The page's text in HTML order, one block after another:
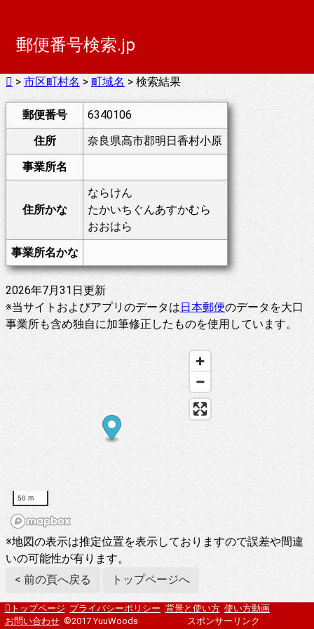
郵便番号検索.jp
> 市区町村名 > 町域名 > 検索結果
郵便番号
6340106
住所
奈良県高市郡明日香村小原
事業所名
住所かな
ならけん
たかいちぐんあすかむら
おおはら
事業所名かな
2026年7月31日更新
※当サイトおよびアプリのデータは日本郵便のデータを大口
事業所も含め独自に加筆修正したものを使用しています。
50 m
※地図の表示は推定位置を表示しておりますので誤差や間違
いの可能性が有ります。
< 前の頁へ戻る
トップページへ
トップページ プライバシーポリシー 背景と使い方 使い方動画
お問い合わせ ©2017 YuuWoods スポンサーリンク